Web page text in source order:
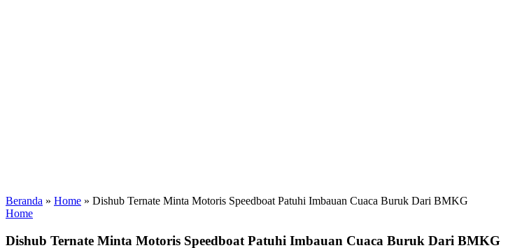
Beranda » Home » Dishub Ternate Minta Motoris Speedboat Patuhi Imbauan Cuaca Buruk Dari BMKG
Home
Dishub Ternate Minta Motoris Speedboat Patuhi Imbauan Cuaca Buruk Dari BMKG